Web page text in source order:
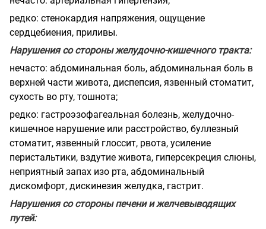
редко: стенокардия напряжения, ощущение
сердцебиения, приливы.
Нарушения со стороны желудочно-кишечного тракта:
нечасто: абдоминальная боль, абдоминальная боль в
верхней части живота, диспепсия, язвенный стоматит,
сухость во рту, тошнота;
редко: гастроэзофагеальная болезнь, желудочно-
кишечное нарушение или расстройство, буллезный
стоматит, язвенный глоссит, рвота, усиление
перистальтики, вздутие живота, гиперсекреция слюны,
неприятный запах изо рта, абдоминальный
дискомфорт, дискинезия желудка, гастрит.
Нарушения со стороны печени и желчевыводящих
путей: